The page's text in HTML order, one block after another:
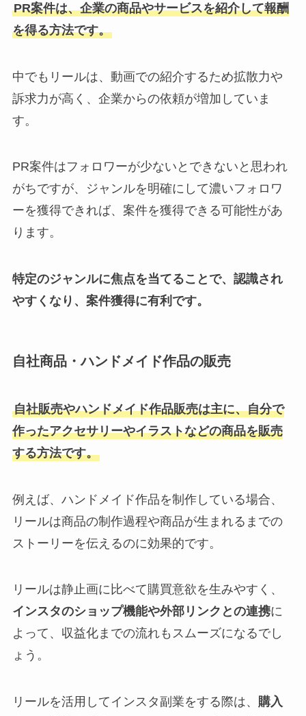
PR案件は、企業の商品やサービスを紹介して報酬
を得る方法です。
中でもリールは、動画での紹介するため拡散力や
訴求力が高く、企業からの依頼が増加していま
す。
PR案件はフォロワーが少ないとできないと思われ
がちですが、ジャンルを明確にして濃いフォロワ
ーを獲得できれば、案件を獲得できる可能性があ
ります。
特定のジャンルに焦点を当てることで、認識され
やすくなり、案件獲得に有利です。
自社商品・ハンドメイド作品の販売
自社販売やハンドメイド作品販売は主に、自分で
作ったアクセサリーやイラストなどの商品を販売
する方法です。
例えば、ハンドメイド作品を制作している場合、
リールは商品の制作過程や商品が生まれるまでの
ストーリーを伝えるのに効果的です。
リールは静止画に比べて購買意欲を生みやすく、
インスタのショップ機能や外部リンクとの連携に
よって、収益化までの流れもスムーズになるでし
ょう。
リールを活用してインスタ副業をする際は、 購入